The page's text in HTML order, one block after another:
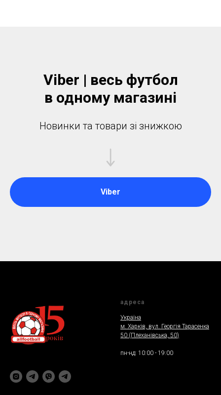
Viber | весь футбол
в одному магазинi
Новинки та товари зі знижкою
Viber
адреса
Україна
м. Харкiв, вул. Георгія Тарасенка
50 (Плеханiвська, 50)
пн-нд: 10:00 - 19:00